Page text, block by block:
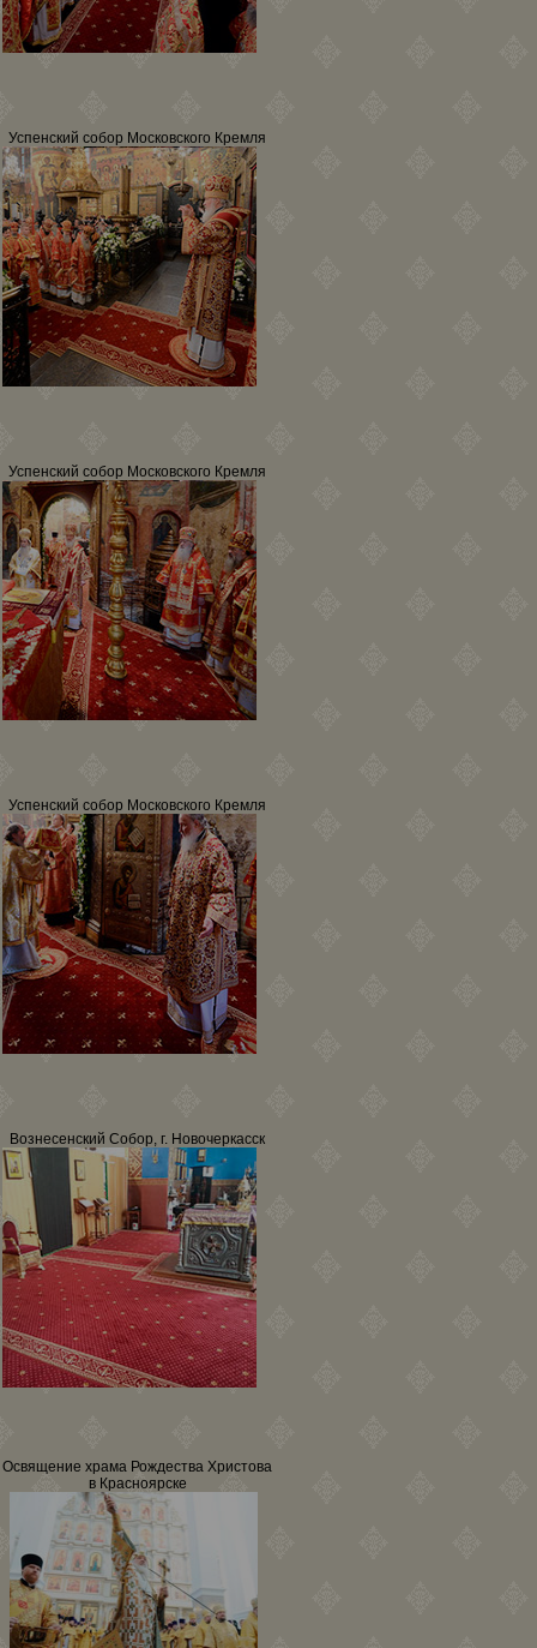
Успенский собор Московского Кремля
Успенский собор Московского Кремля
Успенский собор Московского Кремля
Вознесенский Собор, г. Новочеркасск
Освящение храма Рождества Христова
в Красноярске